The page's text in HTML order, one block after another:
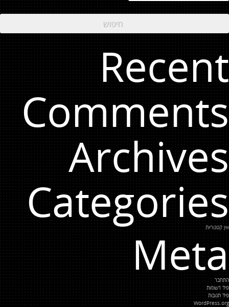
Recent
Comments
Archives
Categories
אין קטגוריות
Meta
התחבר
פיד רשומות
פיד תגובות
WordPress.org